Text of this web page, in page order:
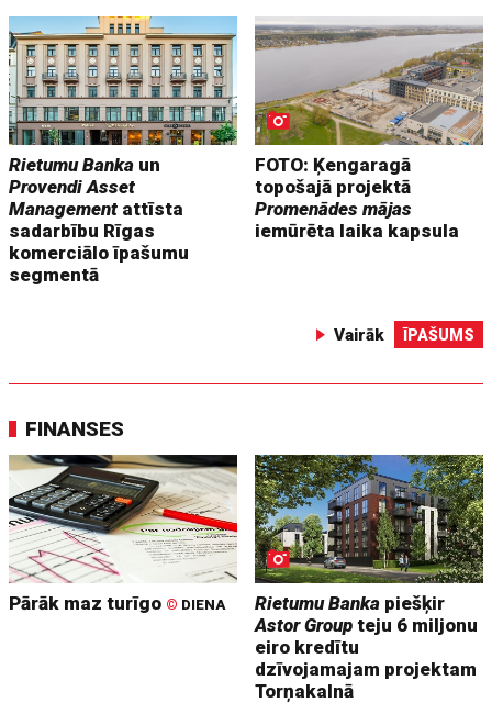
Rietumu Banka un
Provendi Asset
Management attīsta
sadarbību Rīgas
komerciālo īpašumu
segmentā
FOTO: Ķengaragā
topošajā projektā
Promenādes mājas
iemūrēta laika kapsula
Vairāk ĪPAŠUMS
FINANSES
Pārāk maz turīgo © DIENA Rietumu Banka piešķir
Astor Group teju 6 miljonu
eiro kredītu
dzīvojamajam projektam
Torņakalnā